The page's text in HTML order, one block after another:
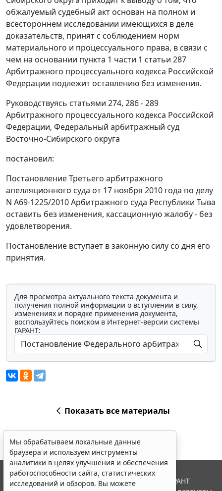
обжалуемый судебный акт основан на полном и
всестороннем исследовании имеющихся в деле
доказательств, принят с соблюдением норм
материального и процессуального права, в связи с
чем на основании пункта 1 части 1 статьи 287
Арбитражного процессуального кодекса Российской
Федерации подлежит оставлению без изменения.
Руководствуясь статьями 274, 286 - 289
Арбитражного процессуального кодекса Российской
Федерации, Федеральный арбитражный суд
Восточно-Сибирского округа
постановил:
Постановление Третьего арбитражного
апелляционного суда от 17 ноября 2010 года по делу
N А69-1225/2010 Арбитражного суда Республики Тыва
оставить без изменения, кассационную жалобу - без
удовлетворения.
Постановление вступает в законную силу со дня его
принятия.
Для просмотра актуального текста документа и
получения полной информации о вступлении в силу,
изменениях и порядке применения документа,
воспользуйтесь поиском в Интернет-версии системы
ГАРАНТ:
Показать все материалы
Мы обрабатываем локальные данные
браузера и используем инструменты
аналитики в целях улучшения и обеспечения
работоспособности сайта, статистических
исследований и обзоров. Вы можете
© ООО "НПП "ГАРАНТ-СЕРВИС", 2026. Система ГАРАНТ